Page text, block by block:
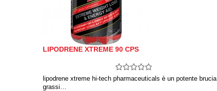
LIPODRENE XTREME 90 CPS
lipodrene xtreme hi-tech pharmaceuticals è un potente brucia
grassi…